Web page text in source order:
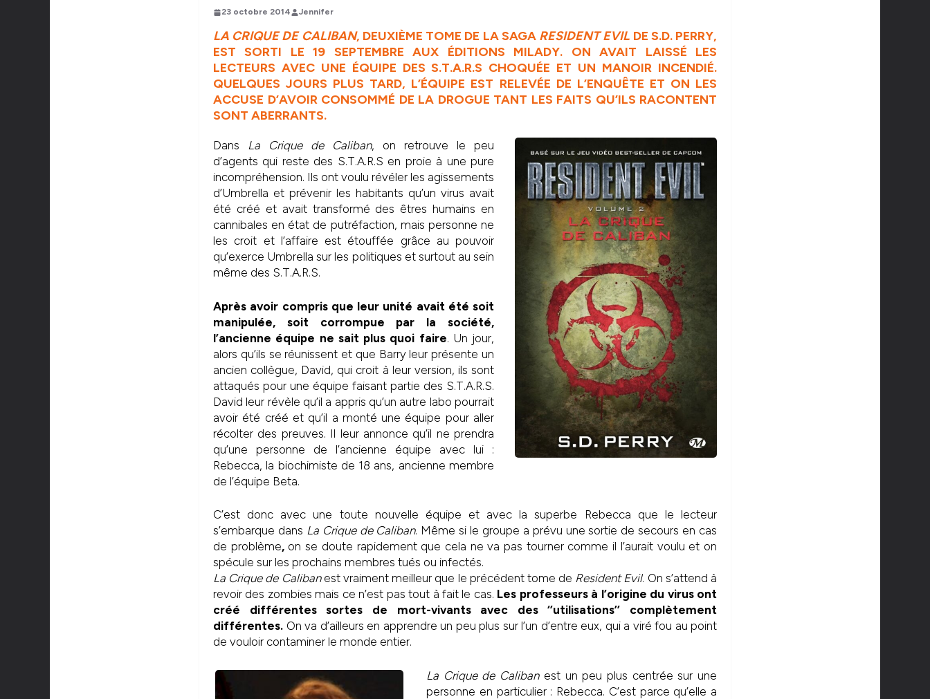
23 octobre 2014 Jennifer
LA CRIQUE DE CALIBAN, DEUXIÈME TOME DE LA SAGA RESIDENT EVIL DE S.D. PERRY,
EST SORTI LE 19 SEPTEMBREAUX ÉDITIONS MILADY. ON AVAIT LAISSÉ LES
LECTEURS AVEC UNE ÉQUIPE DES S.T.A.R.S CHOQUÉE ET UN MANOIR INCENDIÉ.
QUELQUES JOURS PLUS TARD, L’ÉQUIPE EST RELEVÉE DE L’ENQUÊTE ET ON LES
ACCUSE D’AVOIR CONSOMMÉ DE LA DROGUE TANT LES FAITS QU’ILS RACONTENT
SONT ABERRANTS.
Dans La Crique de Caliban, on retrouve le peu
d’agents qui reste des S.T.A.R.S en proie à une pure
incompréhension. Ils ont voulu révéler les agissements
d’Umbrella et prévenir les habitants qu’un virus avait
été créé et avait transformé des êtres humains en
cannibales en état de putréfaction, mais personne ne
les croit et l’affaire est étouffée grâce au pouvoir
qu’exerce Umbrella sur les politiques et surtout au sein
même des S.T.A.R.S.
Après avoir compris que leur unité avait été soit
manipulée, soit corrompue par la société,
l’ancienne équipe ne sait plus quoi faire. Un jour,
alors qu’ils se réunissent et que Barry leur présente un
ancien collègue, David, qui croit à leur version, ils sont
attaqués pour une équipe faisant partie des S.T.A.R.S.
David leur révèle qu’il a appris qu’un autre labo pourrait
avoir été créé et qu’il a monté une équipe pour aller
récolter des preuves. Il leur annonce qu’il ne prendra
qu’une personne de l’ancienne équipe avec lui :
Rebecca, la biochimiste de 18 ans, ancienne membre
de l’équipe Beta.
C’est donc avec une toute nouvelle équipe et avec la superbe Rebecca que le lecteur
s’embarque dans La Crique de Caliban. Même si le groupe a prévu une sortie de secours en cas
de problème, on se doute rapidement que cela ne va pas tourner comme il l’aurait voulu et on
spécule sur les prochains membres tués ou infectés.
La Crique de Caliban est vraiment meilleur que le précédent tome de Resident Evil. On s’attend à
revoir des zombies mais ce n’est pas tout à fait le cas. Les professeurs à l’origine du virus ont
créé différentes sortes de mort-vivants avec des ‘’utilisations’’ complètement
différentes. On va d’ailleurs en apprendre un peu plus sur l’un d’entre eux, qui a viré fou au point
de vouloir contaminer le monde entier.
La Crique de Calibanest un peu plus centrée sur une
personne en particulier : Rebecca. C’est parce qu’elle a